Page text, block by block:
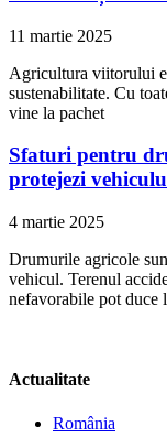
11 martie 2025
Agricultura viitorului
sustenabilitate. Cu
vine la pachet
Sfaturi pentru
protejezi
4 martie 2025
Drumurile agricole
vehicul. Terenul
nefavorabile pot duce
Actualitate
România